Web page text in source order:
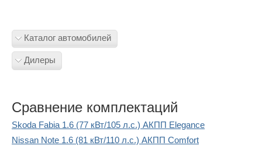
Каталог автомобилей
Дилеры
Сравнение комплектаций
Skoda Fabia 1.6 (77 кВт/105 л.с.) АКПП Elegance
Nissan Note 1.6 (81 кВт/110 л.с.) АКПП Comfort